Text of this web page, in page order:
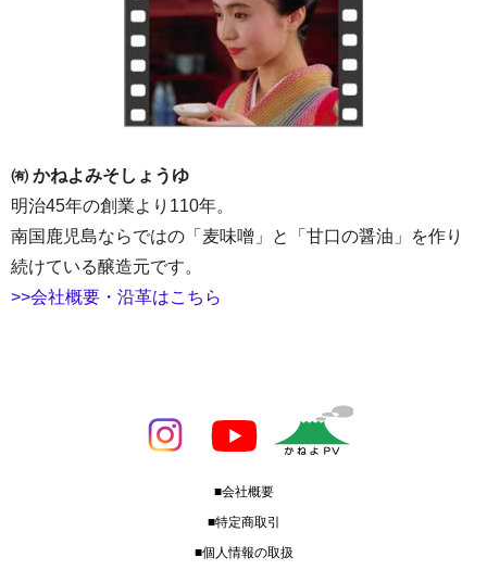
㈲ かねよみそしょうゆ
明治45年の創業より110年。
南国鹿児島ならではの「麦味噌」と「甘口の醤油」を作り
続けている醸造元です。
>>会社概要・沿革はこちら
■会社概要
■特定商取引
■個人情報の取扱